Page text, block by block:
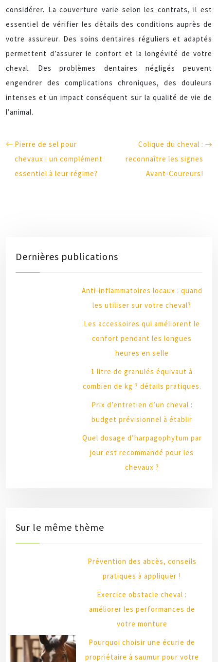
considérer. La couverture varie selon les contrats, il est
essentiel de vérifier les détails des conditions auprès de
votre assureur. Des soins dentaires réguliers et adaptés
permettent d’assurer le confort et la longévité de votre
cheval. Des problèmes dentaires négligés peuvent
engendrer des complications chroniques, des douleurs
intenses et un impact conséquent sur la qualité de vie de
l’animal.
Pierre de sel pour
chevaux : un complément
essentiel à leur régime?
Colique du cheval :
reconnaître les signes
Avant-Coureurs!
Dernières publications
Anti-inflammatoires locaux : quand
les utiliser sur votre cheval?
Les accessoires qui améliorent le
confort pendant les longues
heures en selle
1 litre de granulés équivaut à
combien de kg ? détails pratiques.
Prix d’entretien d’un cheval :
budget prévisionnel à établir
Quel dosage d’harpagophytum par
jour est recommandé pour les
chevaux ?
Sur le même thème
Prévention des abcès, conseils
pratiques à appliquer !
Exercice obstacle cheval :
améliorer les performances de
votre monture
Pourquoi choisir une écurie de
propriétaire à saumur pour votre